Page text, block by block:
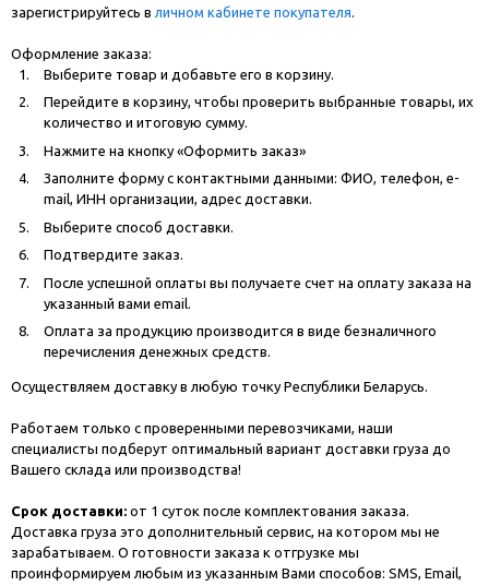
зарегистрируйтесь в личном кабинете покупателя.
Оформление заказа:
Выберите товар и добавьте его в корзину.
Перейдите в корзину, чтобы проверить выбранные товары, их
количество и итоговую сумму.
Нажмите на кнопку «Оформить заказ»
Заполните форму с контактными данными: ФИО, телефон, e-
mail, ИНН организации, адрес доставки.
Выберите способ доставки.
Подтвердите заказ.
После успешной оплаты вы получаете счет на оплату заказа на
указанный вами email.
Оплата за продукцию производится в виде безналичного
перечисления денежных средств.
Осуществляем доставку в любую точку Республики Беларусь.
Работаем только с проверенными перевозчиками, наши
специалисты подберут оптимальный вариант доставки груза до
Вашего склада или производства!
Срок доставки: от 1 суток после комплектования заказа.
Доставка груза это дополнительный сервис, на котором мы не
зарабатываем. О готовности заказа к отгрузке мы
проинформируем любым из указанным Вами способов: SMS, Email,